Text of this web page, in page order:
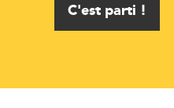
C'est parti !